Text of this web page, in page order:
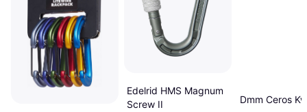
Edelrid HMS Magnum
Screw II
Dmm Ceros